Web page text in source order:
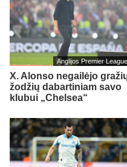
Anglijos Premier League
X. Alonso negailėjo
žodžių dabartiniam savo
klubui „Chelsea“